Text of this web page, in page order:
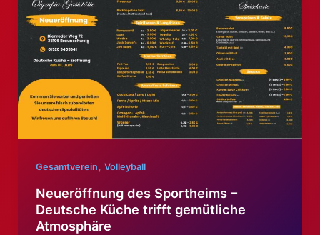
–
13
Jahren
Gesamtverein, Volleyball
Neueröffnung des Sportheims –
Deutsche Küche trifft gemütliche
Atmosphäre